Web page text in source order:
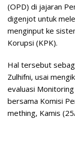
(OPD) di jajaran
digenjot untuk
menginput ke
Korupsi (KPK).
Hal tersebut
Zulhifni, usai
evaluasi
bersama Komisi
mething, Kamis